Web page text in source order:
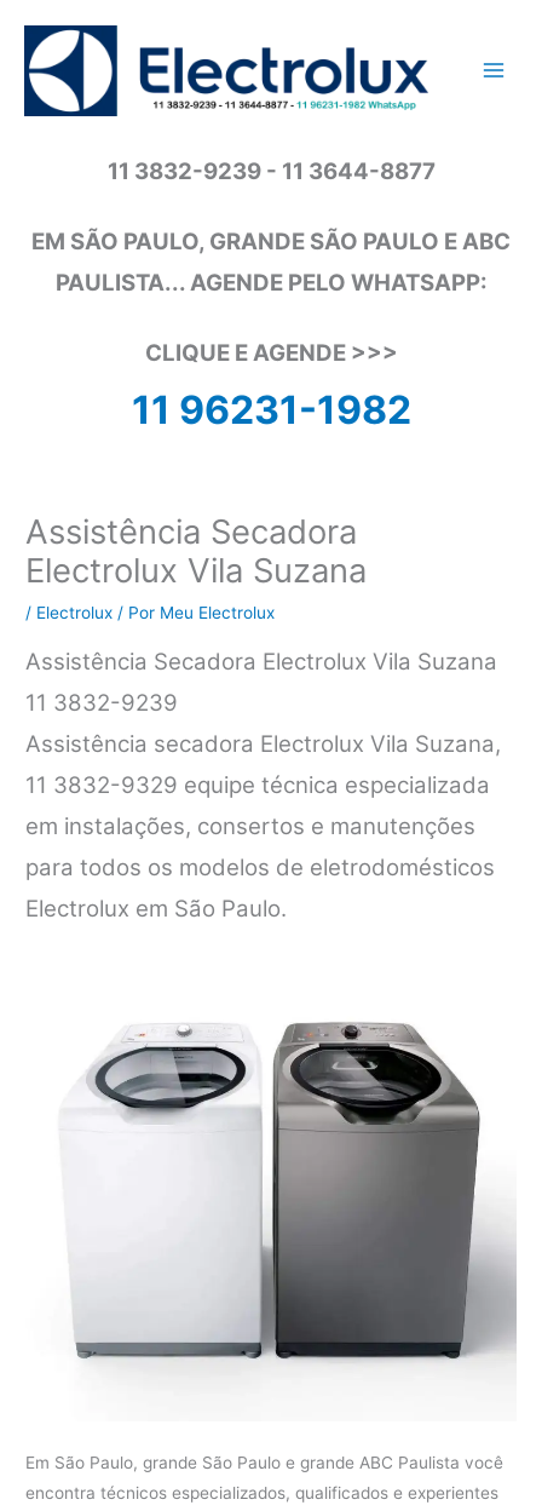
conteúdo
11 3832-9239 - 11 3644-8877
EM SÃO PAULO, GRANDE SÃO PAULO E ABC
PAULISTA... AGENDE PELO WHATSAPP:
CLIQUE E AGENDE >>>
11 96231-1982
Assistência Secadora
Electrolux Vila Suzana
/ Electrolux / Por Meu Electrolux
Assistência Secadora Electrolux Vila Suzana
11 3832-9239
Assistência secadora Electrolux Vila Suzana,
11 3832-9329 equipe técnica especializada
em instalações, consertos e manutenções
para todos os modelos de eletrodomésticos
Electrolux em São Paulo.
Em São Paulo, grande São Paulo e grande ABC Paulista você
encontra técnicos especializados, qualificados e experientes